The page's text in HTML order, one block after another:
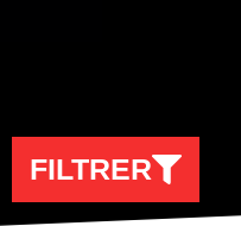
FILTRER